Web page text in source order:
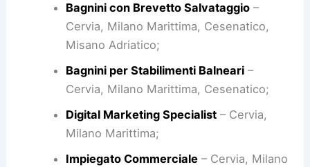
Bagnini con Brevetto Salvataggio–
Cervia, Milano Marittima, Cesenatico,
Misano Adriatico;
Bagnini per Stabilimenti Balneari–
Cervia, Milano Marittima, Cesenatico;
Digital Marketing Specialist– Cervia,
Milano Marittima;
Impiegato Commerciale– Cervia, Milano